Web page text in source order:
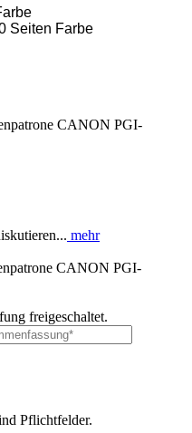
Seiten Farbe
CANON PGI-
mehr
CANON PGI-
freigeschaltet.
Pflichtfelder.